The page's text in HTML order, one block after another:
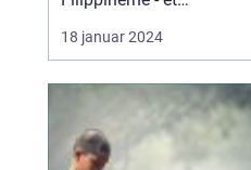
fortryllende rejsemål, der
byder på uspoleret natur,
livlige byer og en unik
kultur. Denne
dybdegående rejseguide
18 januar 2024